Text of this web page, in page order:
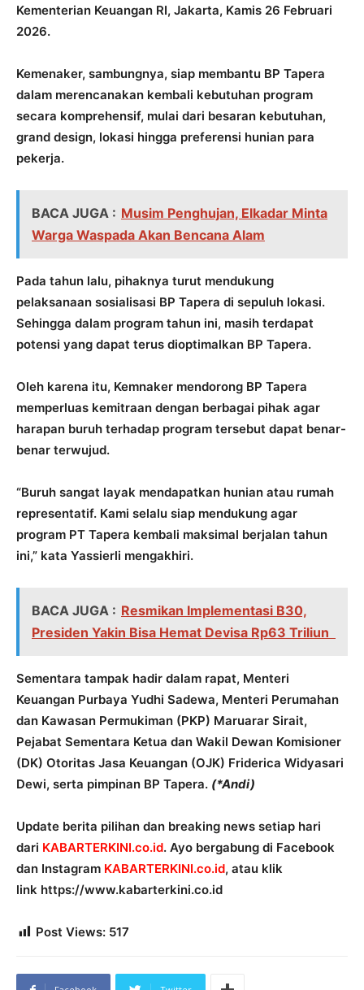
Kementerian Keuangan RI, Jakarta, Kamis 26 Februari
2026.
Kemenaker, sambungnya, siap membantu BP Tapera
dalam merencanakan kembali kebutuhan program
secara komprehensif, mulai dari besaran kebutuhan,
grand design, lokasi hingga preferensi hunian para
pekerja.
BACA JUGA : Musim Penghujan, Elkadar Minta
Warga Waspada Akan Bencana Alam
Pada tahun lalu, pihaknya turut mendukung
pelaksanaan sosialisasi BP Tapera di sepuluh lokasi.
Sehingga dalam program tahun ini, masih terdapat
potensi yang dapat terus dioptimalkan BP Tapera.
Oleh karena itu, Kemnaker mendorong BP Tapera
memperluas kemitraan dengan berbagai pihak agar
harapan buruh terhadap program tersebut dapat benar-
benar terwujud.
“Buruh sangat layak mendapatkan hunian atau rumah
representatif. Kami selalu siap mendukung agar
program PT Tapera kembali maksimal berjalan tahun
ini,” kata Yassierli mengakhiri.
BACA JUGA : Resmikan Implementasi B30,
Presiden Yakin Bisa Hemat Devisa Rp63 Triliun
Sementara tampak hadir dalam rapat, Menteri
Keuangan Purbaya Yudhi Sadewa, Menteri Perumahan
dan Kawasan Permukiman (PKP) Maruarar Sirait,
Pejabat Sementara Ketua dan Wakil Dewan Komisioner
(DK) Otoritas Jasa Keuangan (OJK) Friderica Widyasari
Dewi, serta pimpinan BP Tapera. (*Andi)
Update berita pilihan dan breaking news setiap hari
dari KABARTERKINI.co.id. Ayo bergabung di Facebook
dan Instagram KABARTERKINI.co.id, atau klik
link https://www.kabarterkini.co.id
Post Views: 517